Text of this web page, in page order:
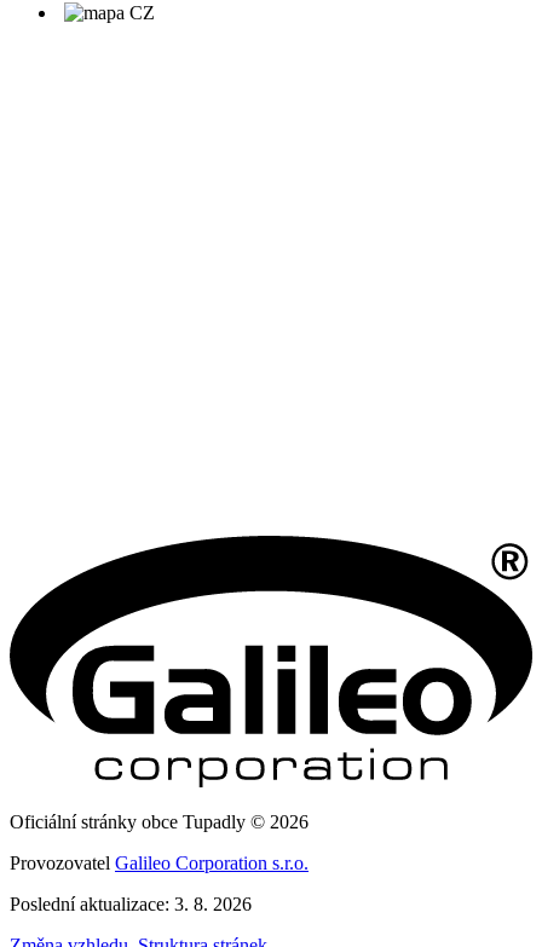
Oficiální stránky obce Tupadly © 2026
Provozovatel Galileo Corporation s.r.o.
Poslední aktualizace: 3. 8. 2026